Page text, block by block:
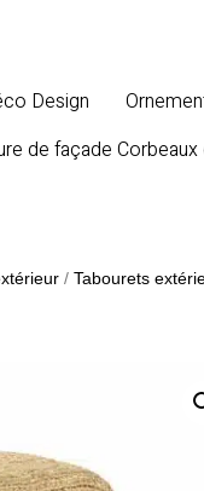
Design
de façade
/ Tabourets